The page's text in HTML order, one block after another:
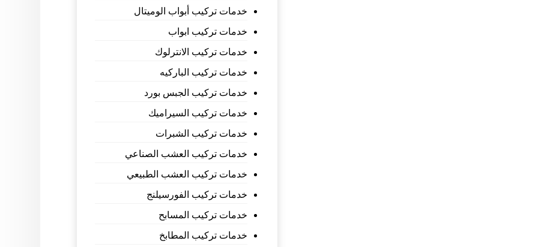
خدمات تركيب أبواب الوميتال
خدمات تركيب ابواب
خدمات تركيب الانترلوك
خدمات تركيب الباركيه
خدمات تركيب الجبس بورد
خدمات تركيب السيراميك
خدمات تركيب الشبرات
خدمات تركيب العشب الصناعي
خدمات تركيب العشب الطبيعي
خدمات تركيب الفورسيلنج
خدمات تركيب المسابح
خدمات تركيب المطابخ